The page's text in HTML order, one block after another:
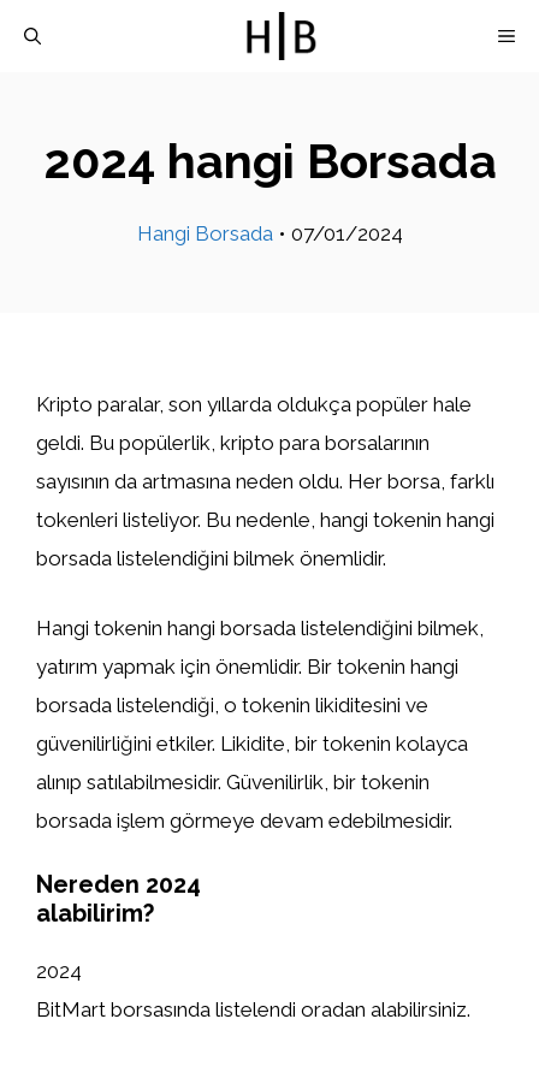
2024 hangi Borsada
Hangi Borsada • 07/01/2024
Kripto paralar, son yıllarda oldukça popüler hale
geldi. Bu popülerlik, kripto para borsalarının
sayısının da artmasına neden oldu. Her borsa, farklı
tokenleri listeliyor. Bu nedenle, hangi tokenin hangi
borsada listelendiğini bilmek önemlidir.
Hangi tokenin hangi borsada listelendiğini bilmek,
yatırım yapmak için önemlidir. Bir tokenin hangi
borsada listelendiği, o tokenin likiditesini ve
güvenilirliğini etkiler. Likidite, bir tokenin kolayca
alınıp satılabilmesidir. Güvenilirlik, bir tokenin
borsada işlem görmeye devam edebilmesidir.
Nereden 2024
alabilirim?
2024
BitMart borsasında listelendi oradan alabilirsiniz.